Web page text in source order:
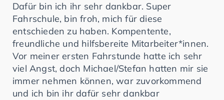
Dafür bin ich ihr sehr dankbar. Super
Fahrschule, bin froh, mich für diese
entschieden zu haben. Kompentente,
freundliche und hilfsbereite Mitarbeiter*innen.
Vor meiner ersten Fahrstunde hatte ich sehr
viel Angst, doch Michael/Stefan hatten mir sie
immer nehmen können, war zuvorkommend
und ich bin ihr dafür sehr dankbar